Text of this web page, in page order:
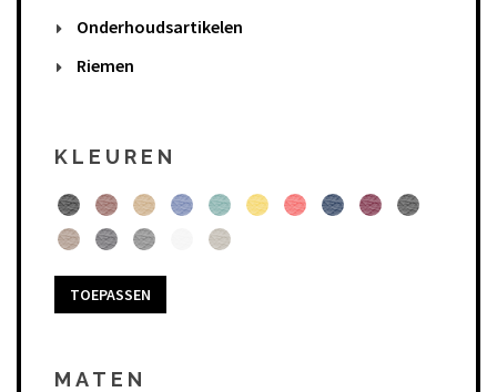
Onderhoudsartikelen
Riemen
KLEUREN
TOEPASSEN
MATEN